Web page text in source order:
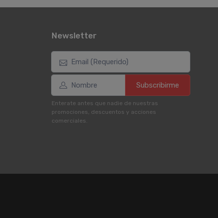
Newsletter
Subscribirme
Enterate antes que nadie de nuestras
promociones, descuentos y acciones
comerciales.